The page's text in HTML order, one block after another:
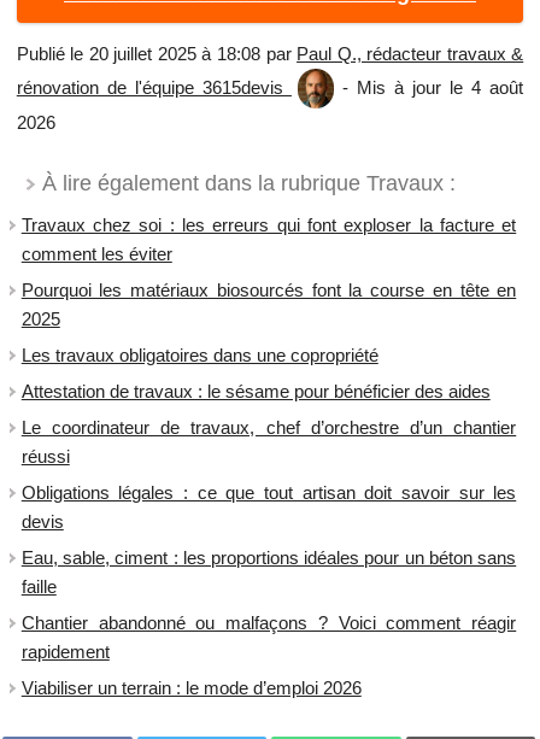
Publié le 20 juillet 2025 à 18:08 par Paul Q., rédacteur travaux &
rénovation de l'équipe 3615devis
- Mis à jour le 4 août
2026
À lire également dans la rubrique Travaux :
Travaux chez soi : les erreurs qui font exploser la facture et
comment les éviter
Pourquoi les matériaux biosourcés font la course en tête en
2025
Les travaux obligatoires dans une copropriété
Attestation de travaux : le sésame pour bénéficier des aides
​Le coordinateur de travaux, chef d’orchestre d’un chantier
réussi
​Obligations légales : ce que tout artisan doit savoir sur les
devis
​Eau, sable, ciment : les proportions idéales pour un béton sans
faille
Chantier abandonné ou malfaçons ? Voici comment réagir
rapidement
Viabiliser un terrain : le mode d’emploi 2026